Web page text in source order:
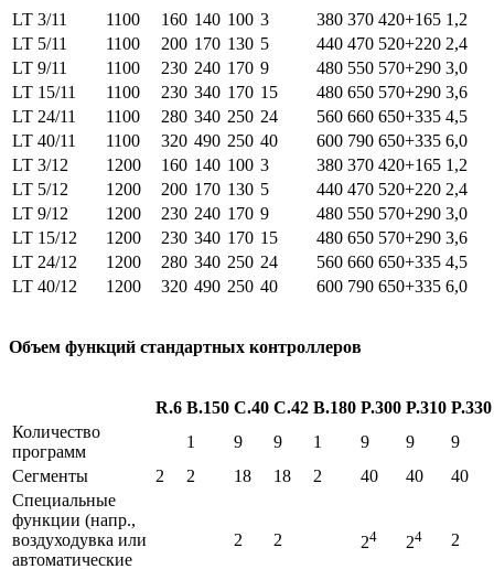
LT 3/11
1100 160 140 100 3 380 370 420+165 1,2
LT 5/11
1100 200 170 130 5 440 470 520+220 2,4
LT 9/11
1100 230 240 170 9 480 550 570+290 3,0
LT 15/11
1100 230 340 170 15 480 650 570+290 3,6
LT 24/11
1100 280 340 250 24 560 660 650+335 4,5
LT 40/11
1100 320 490 250 40 600 790 650+335 6,0
LT 3/12
1200 160 140 100 3 380 370 420+165 1,2
LT 5/12
1200 200 170 130 5 440 470 520+220 2,4
LT 9/12
1200 230 240 170 9 480 550 570+290 3,0
LT 15/12
1200 230 340 170 15 480 650 570+290 3,6
LT 24/12
1200 280 340 250 24 560 660 650+335 4,5
LT 40/12
1200 320 490 250 40 600 790 650+335 6,0
Объем функций стандартных контроллеров
R.6 B.150 C.40 C.42 B.180 P.300 P.310 P.330
Количество
программ
1 9 9 1 9 9
9
Сегменты
2 2 18 18 2 40 40
40
Специальные
функции (напр.,
воздуходувка или
автоматические
2 2 24 24 2